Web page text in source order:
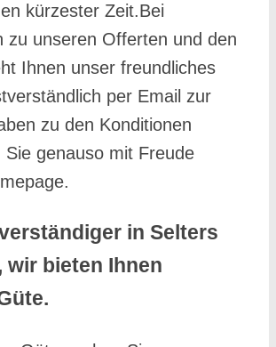
kürzester Zeit.Bei
zu unseren Offerten und den
Ihnen unser freundliches
per Email zur
zu den Konditionen
Sie genauso mit Freude
in Selters
wir bieten Ihnen